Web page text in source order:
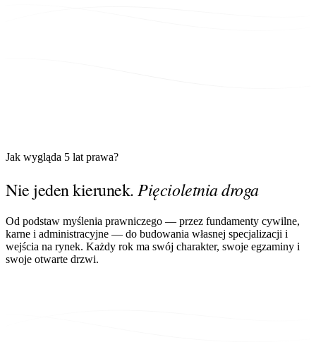
Jak wygląda 5 lat prawa?
Nie jeden kierunek.Pięcioletnia droga
Od podstaw myślenia prawniczego — przez fundamenty cywilne,
karne i administracyjne — do budowania własnej specjalizacji i
wejścia na rynek. Każdy rok ma swój charakter, swoje egzaminy i
swoje otwarte drzwi.